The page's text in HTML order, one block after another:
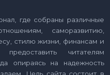
где собраны различные
саморазвитию,
стилю жизни, финансам и
читателям
опираясь на надежность
Цель сайта состоит в